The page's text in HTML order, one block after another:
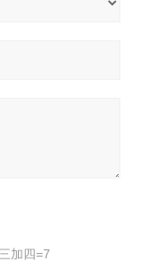
加四=7